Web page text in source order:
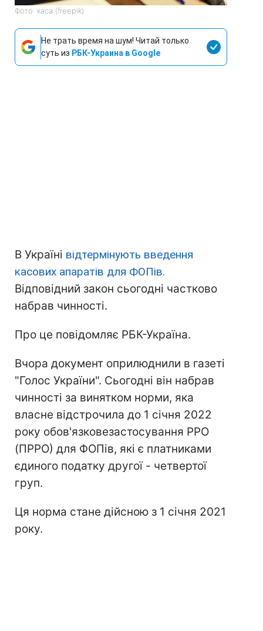
Фото: каса (freepik)
Не трать время на шум! Читай только
суть из РБК-Украина в Google
В Україні відтермінують введення
касових апаратів для ФОПів.
Відповідний закон сьогодні частково
набрав чинності.
Про це повідомляє РБК-Україна.
Вчора документ оприлюднили в газеті
"Голос України". Сьогодні він набрав
чинності за винятком норми, яка
власне відстрочила до 1 січня 2022
року обов'язковезастосування РРО
(ПРРО) для ФОПів, які є платниками
єдиного податку другої - четвертої
груп.
Ця норма стане дійсною з 1 січня 2021
року.